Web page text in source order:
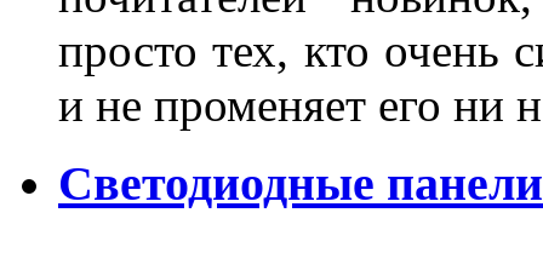
просто тех, кто очень
и не променяет его ни
Светодиодные